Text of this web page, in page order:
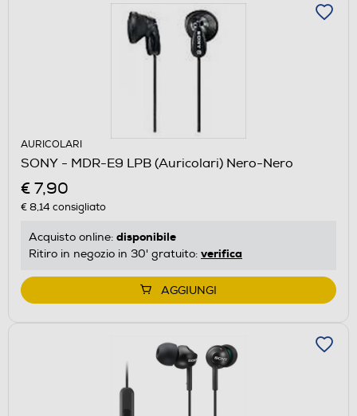
AURICOLARI
SONY - MDR-E9 LPB (Auricolari) Nero-Nero
€ 7,90
€ 8,14 consigliato
Acquisto online: disponibile
Ritiro in negozio in 30' gratuito: verifica
AGGIUNGI